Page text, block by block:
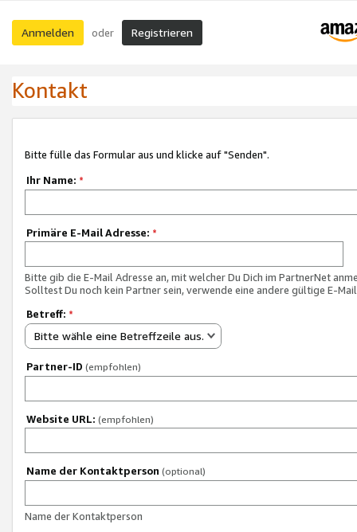
Anmelden oder Registrieren
Kontakt
Bitte fülle das Formular aus und klicke auf "Senden".
Ihr Name: *
Primäre E-Mail Adresse: *
Bitte gib die E-Mail Adresse an, mit welcher Du Dich im PartnerNet
Solltest Du noch kein Partner sein, verwende eine andere gültige E-
Betreff: *
Bitte wähle eine Betreffzeile aus.
Partner-ID (empfohlen)
Website URL: (empfohlen)
Name der Kontaktperson (optional)
Name der Kontaktperson